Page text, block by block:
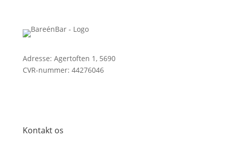
Adresse: Agertoften 1, 5690
CVR-nummer: 44276046
Kontakt os